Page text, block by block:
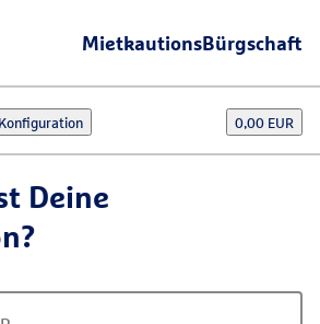
MietkautionsBürgschaft
Konfiguration 0,00 EUR
Deine